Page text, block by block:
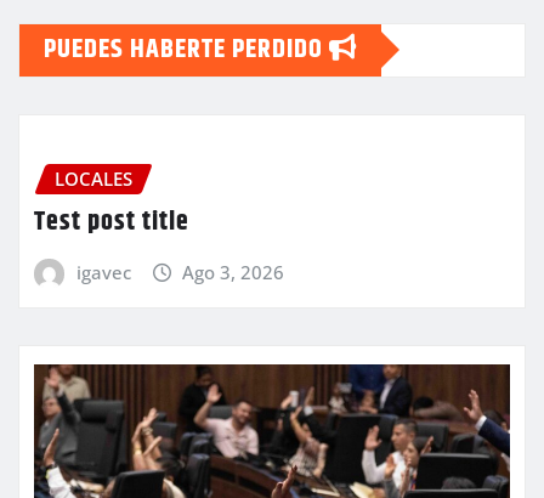
PUEDES HABERTE PERDIDO
LOCALES
Test post title
igavec Ago 3, 2026